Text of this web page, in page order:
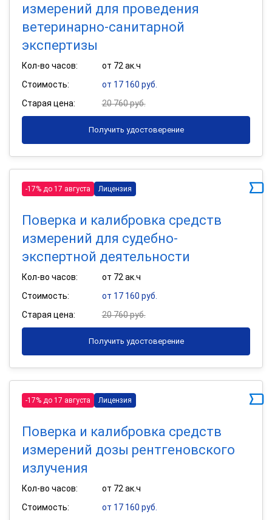
измерений для проведения
ветеринарно-санитарной
экспертизы
Кол-во часов:
от 72 ак.ч
Стоимость:
от 17 160 руб.
Старая цена:
20 760 руб.
Получить удостоверение
-17% до 17 августа Лицензия
Поверка и калибровка средств
измерений для судебно-
экспертной деятельности
Кол-во часов:
от 72 ак.ч
Стоимость:
от 17 160 руб.
Старая цена:
20 760 руб.
Получить удостоверение
-17% до 17 августа Лицензия
Поверка и калибровка средств
измерений дозы рентгеновского
излучения
Кол-во часов:
от 72 ак.ч
Стоимость:
от 17 160 руб.